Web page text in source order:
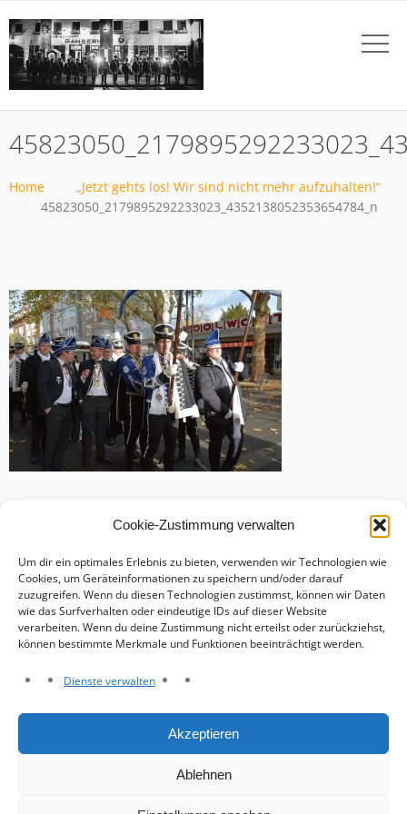
Cookie-Zustimmung verwalten
Um dir ein optimales Erlebnis zu bieten, verwenden wir Technologien wie
Cookies, um Geräteinformationen zu speichern und/oder darauf
zuzugreifen. Wenn du diesen Technologien zustimmst, können wir Daten
wie das Surfverhalten oder eindeutige IDs auf dieser Website
verarbeiten. Wenn du deine Zustimmung nicht erteilst oder zurückziehst,
können bestimmte Merkmale und Funktionen beeinträchtigt werden.
Dienste verwalten
Akzeptieren
Ablehnen
Home
„Jetzt gehts los! Wir sind nicht mehr aufzuhalten!“
45823050_2179895292233023_4352138052353654784_n